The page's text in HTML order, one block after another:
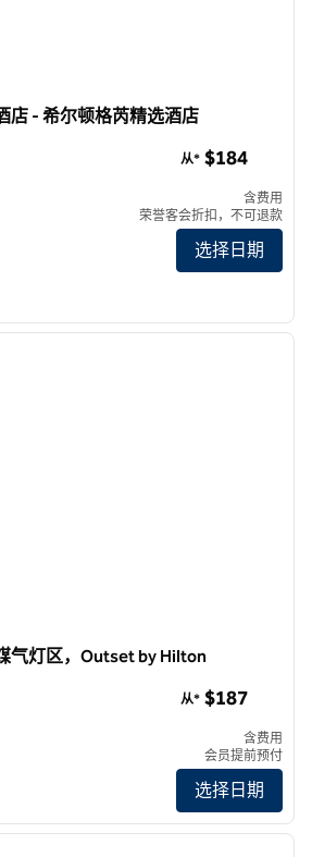
店 - 希尔顿格芮精选酒店
亚哥市中心Carte酒店的详细信息
从* $184
含费用
荣誉客会折扣，不可退款
选择日期
下一
气灯区，Outset by Hilton
Gaslamp Quarter酒店，希尔顿Outset的
从* $187
含费用
会员提前预付
选择日期
1/12
下一